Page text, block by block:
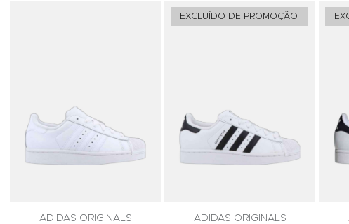
Adicionar aos Favoritos
ADIDAS ORIGINALS
EXCLUÍDO DE PROMOÇÃO
ADIDAS ORIGINALS